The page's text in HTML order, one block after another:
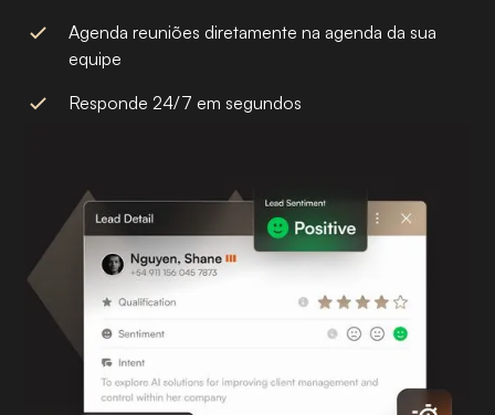
Agenda reuniões diretamente na agenda da sua
equipe
Responde 24/7 em segundos